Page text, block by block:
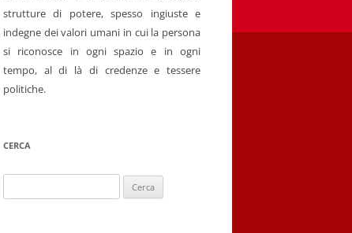
strutture di potere, spesso ingiuste e
indegne dei valori umani in cui la persona
si riconosce in ogni spazio e in ogni
tempo, al di là di credenze e tessere
politiche.
CERCA
per: